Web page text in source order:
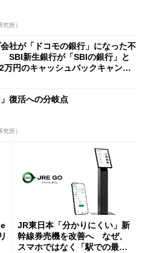
所）
社が「ドコモの銀行」になった不
SBI新生銀行が「SBIの銀行」と
万円のキャッシュバックキャンペ
」復活への分岐点
所）
JR東日本「分かりにくい」新
幹線券売機を改善へ なぜ、
スマホではなく「駅での最短